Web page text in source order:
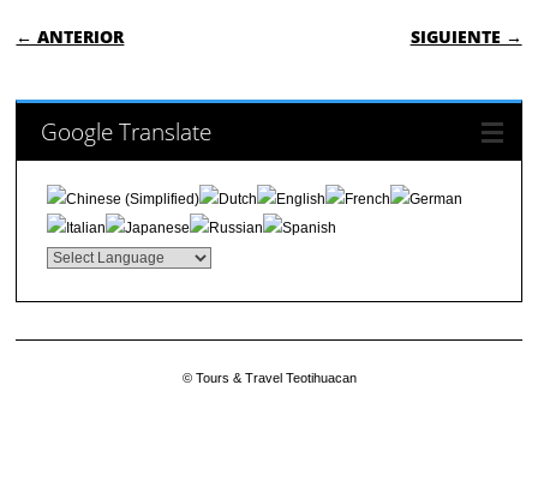
NAVEGACIÓN DE ENTRADAS
← ANTERIOR SIGUIENTE →
Google Translate
© Tours & Travel Teotihuacan